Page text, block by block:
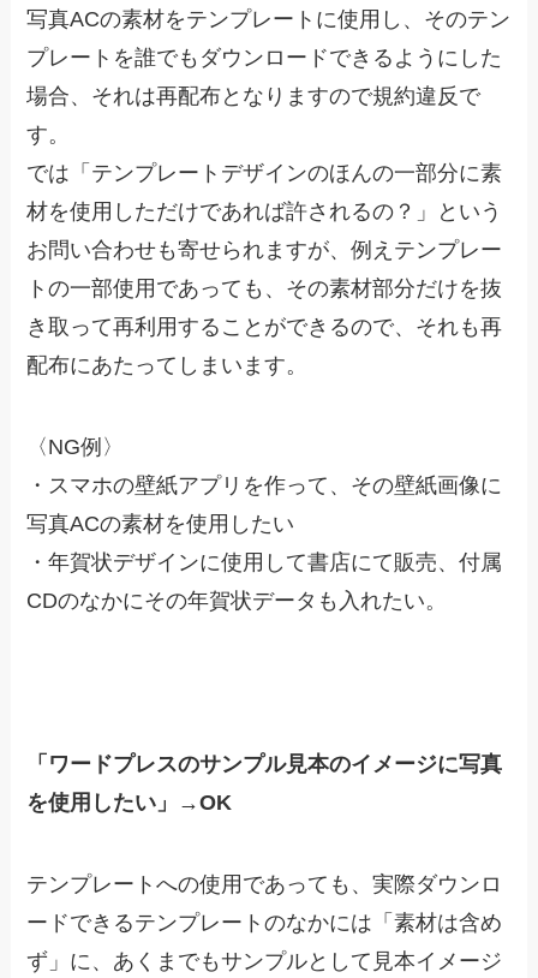
写真ACの素材をテンプレートに使用し、そのテン
プレートを誰でもダウンロードできるようにした
場合、それは再配布となりますので規約違反で
す。
では「テンプレートデザインのほんの一部分に素
材を使用しただけであれば許されるの？」という
お問い合わせも寄せられますが、例えテンプレー
トの一部使用であっても、その素材部分だけを抜
き取って再利用することができるので、それも再
配布にあたってしまいます。
〈NG例〉
・スマホの壁紙アプリを作って、その壁紙画像に
写真ACの素材を使用したい
・年賀状デザインに使用して書店にて販売、付属
CDのなかにその年賀状データも入れたい。
「ワードプレスのサンプル見本のイメージに写真
を使用したい」→OK
テンプレートへの使用であっても、実際ダウンロ
ードできるテンプレートのなかには「素材は含め
ず」に、あくまでもサンプルとして見本イメージ